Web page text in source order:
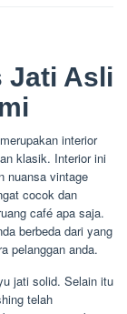
Jati Asli
merupakan interior
klasik. Interior ini
nuansa vintage
cocok dan
café apa saja.
berbeda dari yang
pelanggan anda.
jati solid. Selain itu
telah